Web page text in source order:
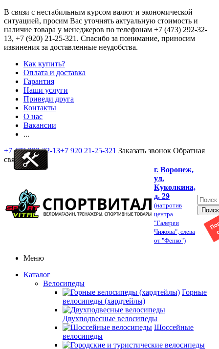
В связи с нестабильным курсом валют и экономической
ситуацией, просим Вас уточнять актуальную стоимость и
наличие товара у менеджеров по телефонам +7 (473) 292-32-
13, +7 (920) 21-25-321 . Спасибо за понимание, приносим
извинения за доставленные неудобства.
Как купить?
Оплата и доставка
Гарантия
Наши услуги
Приведи друга
Контакты
О нас
Вакансии
...
+7 473 292-32-13+7 920 21-25-321 Заказать звонок Обратная
связь
г. Воронеж,
ул.
Куколкина,
д. 29
(напротив
центра
"Галереи
Чижова", слева
от "Фенко")
Меню
Каталог
Велосипеды
Горные
велосипеды (хардтейлы)
Двухподвесные велосипеды
Шоссейные
велосипеды